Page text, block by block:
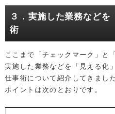
３．実施した業務などを
術
ここまで「チェックマーク」と
実施した業務などを「見える化
仕事術について紹介してきました
ポイントは次のとおりです。